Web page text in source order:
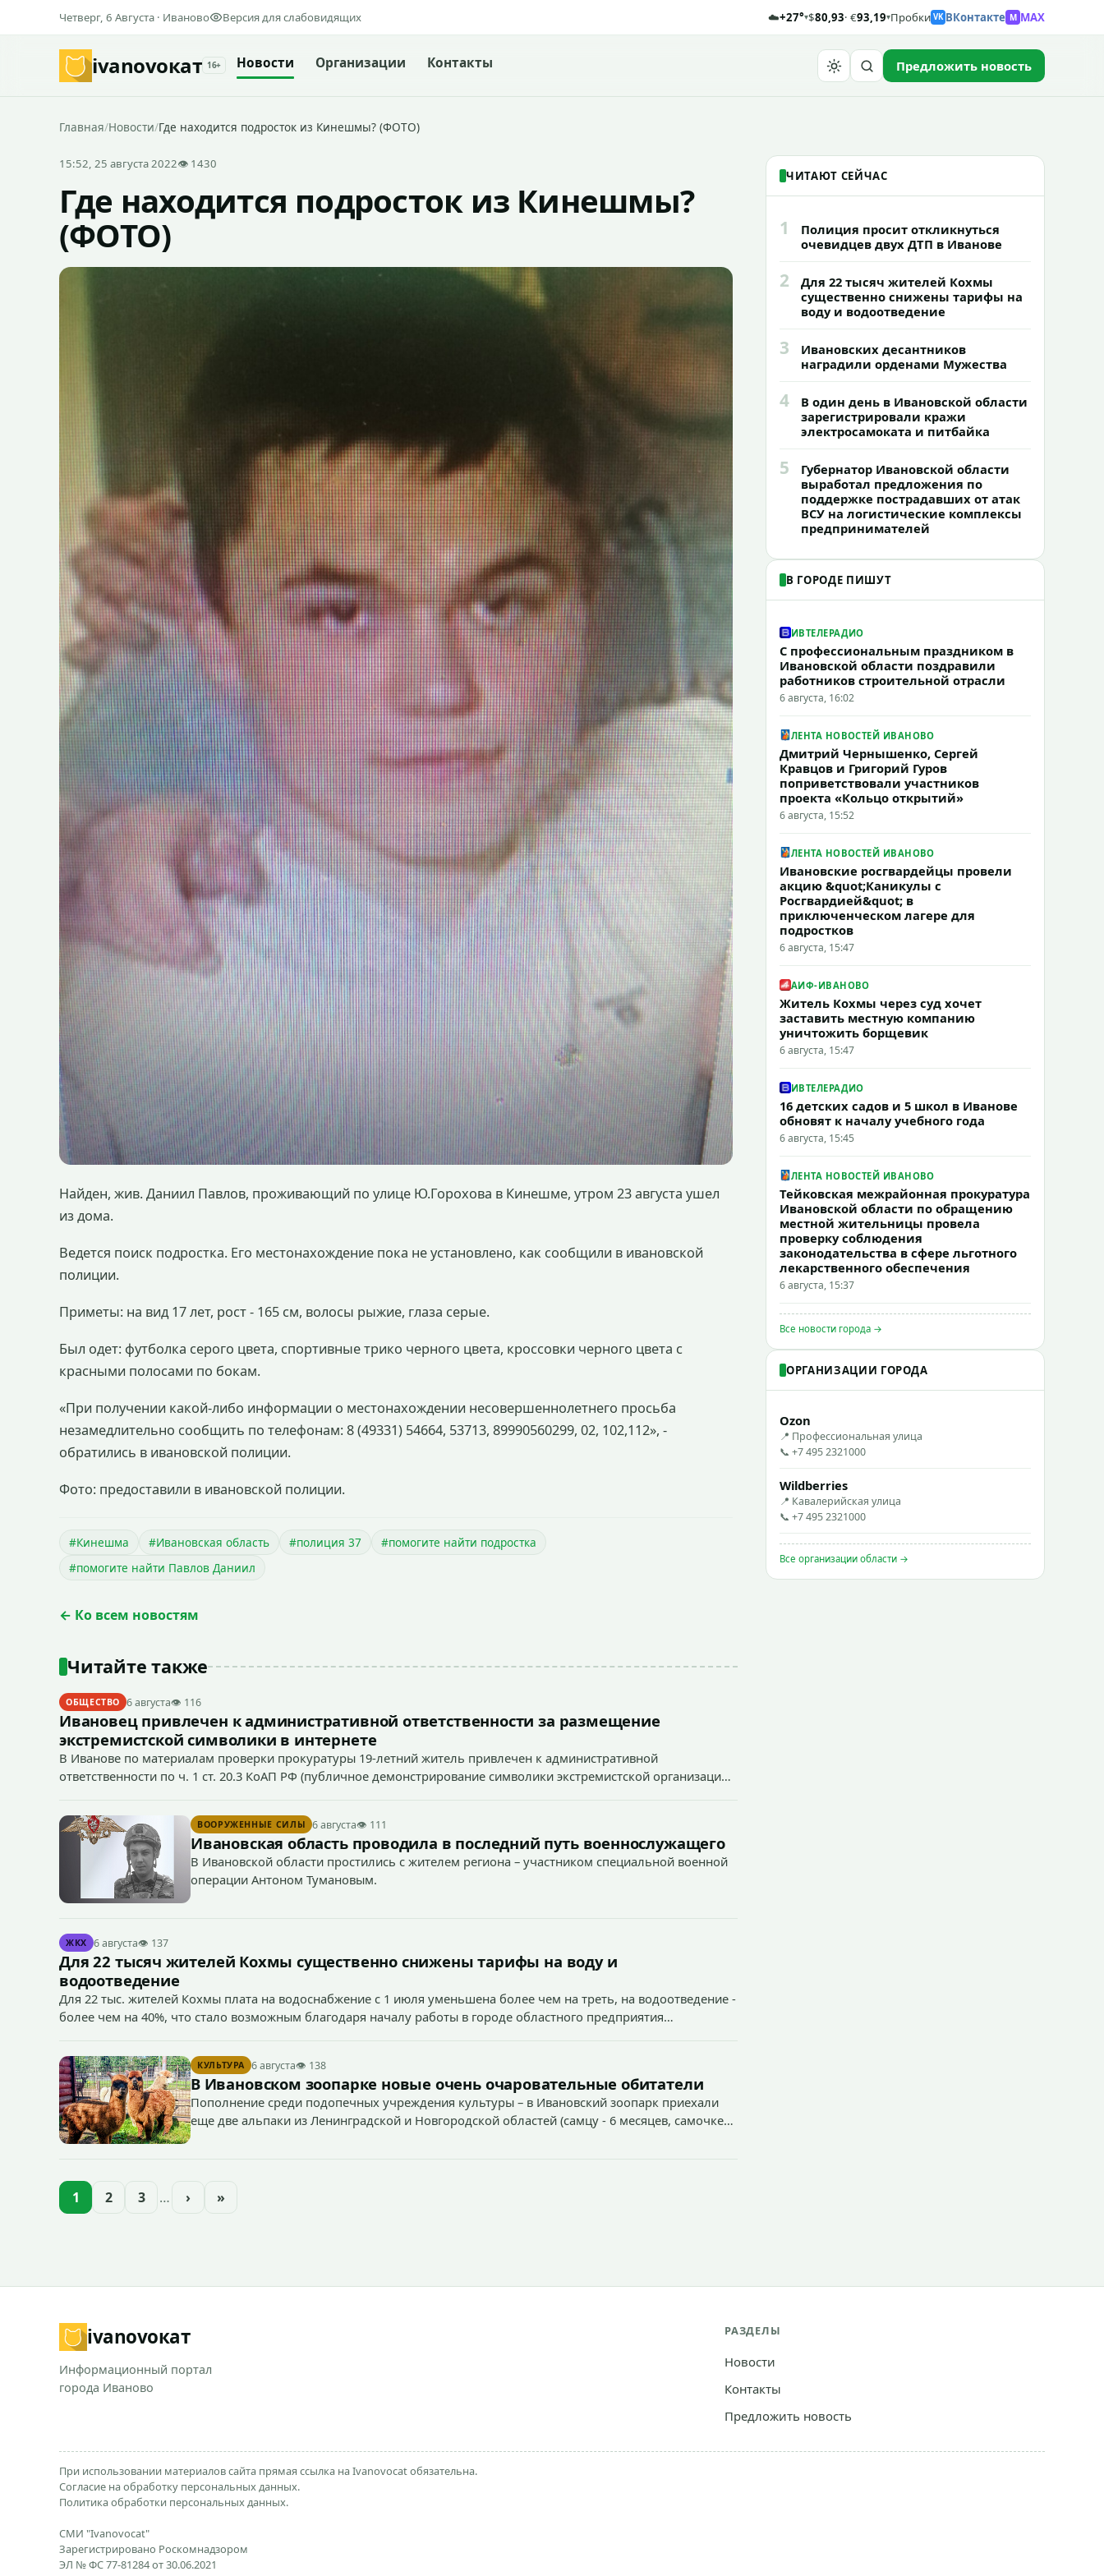
Четверг, 6 Августа · Иваново Версия для слабовидящих ☁️+27°▾$80,93· €93,19▾Пробки VK ВКонтакте M MAX
ivanovoкат 16+ Новости Организации Контакты Предложить новость
Главная/Новости/Где находится подросток из Кинешмы? (ФОТО)
15:52, 25 августа 2022👁 1430
Где находится подросток из Кинешмы?
(ФОТО)
Найден, жив. Даниил Павлов, проживающий по улице Ю.Горохова в Кинешме, утром 23 августа ушел
из дома.
Ведется поиск подростка. Его местонахождение пока не установлено, как сообщили в ивановской
полиции.
Приметы: на вид 17 лет, рост - 165 см, волосы рыжие, глаза серые.
Был одет: футболка серого цвета, спортивные трико черного цвета, кроссовки черного цвета с
красными полосами по бокам.
«При получении какой-либо информации о местонахождении несовершеннолетнего просьба
незамедлительно сообщить по телефонам: 8 (49331) 54664, 53713, 89990560299, 02, 102,112», -
обратились в ивановской полиции.
Фото: предоставили в ивановской полиции.
#Кинешма #Ивановская область #полиция 37
#помогите найти подростка
#помогите найти Павлов Даниил
← Ко всем новостям
Читайте также
ОБЩЕСТВО 6 августа👁 116
Ивановец привлечен к административной ответственности за размещение
экстремистской символики в интернете
В Иванове по материалам проверки прокуратуры 19-летний житель привлечен к административной
ответственности по ч. 1 ст. 20.3 КоАП РФ (публичное демонстрирование символики экстремистской организации,
символики в сети Интернет.
ВООРУЖЕННЫЕ СИЛЫ 6 августа👁 111
Ивановская область проводила в последний путь военнослужащего
В Ивановской области простились с жителем региона – участником специальной военной
операции Антоном Тумановым.
ЖКХ 6 августа👁 137
Для 22 тысяч жителей Кохмы существенно снижены тарифы на воду и
водоотведение
Для 22 тыс. жителей Кохмы плата на водоснабжение с 1 июля уменьшена более чем на треть, на водоотведение -
более чем на 40%, что стало возможным благодаря началу работы в городе областного предприятия
КУЛЬТУРА 6 августа👁 138
В Ивановском зоопарке новые очень очаровательные обитатели
Пополнение среди подопечных учреждения культуры – в Ивановский зоопарк приехали
еще две альпаки из Ленинградской и Новгородской областей (самцу - 6 месяцев, самочке
1 2 3 … › »
ЧИТАЮТ СЕЙЧАС
1
Полиция просит откликнуться
очевидцев двух ДТП в Иванове
2
Для 22 тысяч жителей Кохмы
существенно снижены тарифы на
воду и водоотведение
3
Ивановских десантников
наградили орденами Мужества
4
В один день в Ивановской области
зарегистрировали кражи
электросамоката и питбайка
5
Губернатор Ивановской области
выработал предложения по
поддержке пострадавших от атак
ВСУ на логистические комплексы
предпринимателей
В ГОРОДЕ ПИШУТ
ИВТЕЛЕРАДИО
С профессиональным праздником в
Ивановской области поздравили
работников строительной отрасли
6 августа, 16:02
ЛЕНТА НОВОСТЕЙ ИВАНОВО
Дмитрий Чернышенко, Сергей
Кравцов и Григорий Гуров
поприветствовали участников
проекта «Кольцо открытий»
6 августа, 15:52
ЛЕНТА НОВОСТЕЙ ИВАНОВО
Ивановские росгвардейцы провели
акцию &quot;Каникулы с
Росгвардией&quot; в
приключенческом лагере для
подростков
6 августа, 15:47
АИФ-ИВАНОВО
Житель Кохмы через суд хочет
заставить местную компанию
уничтожить борщевик
6 августа, 15:47
ИВТЕЛЕРАДИО
16 детских садов и 5 школ в Иванове
обновят к началу учебного года
6 августа, 15:45
ЛЕНТА НОВОСТЕЙ ИВАНОВО
Тейковская межрайонная прокуратура
Ивановской области по обращению
местной жительницы провела
проверку соблюдения
законодательства в сфере льготного
лекарственного обеспечения
6 августа, 15:37
Все новости города →
ОРГАНИЗАЦИИ ГОРОДА
Ozon
📍 Профессиональная улица
📞 +7 495 2321000
Wildberries
📍 Кавалерийская улица
📞 +7 495 2321000
Все организации области →
ivanovoкат
Информационный портал
города Иваново
РАЗДЕЛЫ
Новости
Контакты
Предложить новость
При использовании материалов сайта прямая ссылка на Ivanovocat обязательна.
Согласие на обработку персональных данных.
Политика обработки персональных данных.
СМИ "Ivanovocat"
Зарегистрировано Роскомнадзором
ЭЛ № ФС 77-81284 от 30.06.2021